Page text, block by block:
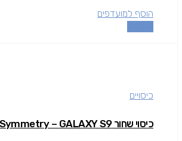
הוסף למועדפים
כיסויים
כיסוי שחור OtterBox Symmetry – GALAXY S9